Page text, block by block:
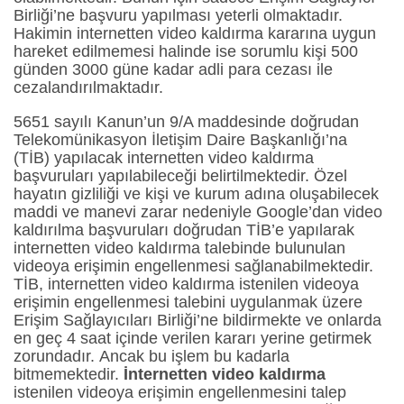
Birliği’ne başvuru yapılması yeterli olmaktadır.
Hakimin internetten video kaldırma kararına uygun
hareket edilmemesi halinde ise sorumlu kişi 500
günden 3000 güne kadar adli para cezası ile
cezalandırılmaktadır.
5651 sayılı Kanun’un 9/A maddesinde doğrudan
Telekomünikasyon İletişim Daire Başkanlığı’na
(TİB) yapılacak internetten video kaldırma
başvuruları yapılabileceği belirtilmektedir. Özel
hayatın gizliliği ve kişi ve kurum adına oluşabilecek
maddi ve manevi zarar nedeniyle Google’dan video
kaldırılma başvuruları doğrudan TİB’e yapılarak
internetten video kaldırma talebinde bulunulan
videoya erişimin engellenmesi sağlanabilmektedir.
TİB, internetten video kaldırma istenilen videoya
erişimin engellenmesi talebini uygulanmak üzere
Erişim Sağlayıcıları Birliği’ne bildirmekte ve onlarda
en geç 4 saat içinde verilen kararı yerine getirmek
zorundadır. Ancak bu işlem bu kadarla
bitmemektedir. İnternetten video kaldırma
istenilen videoya erişimin engellenmesini talep